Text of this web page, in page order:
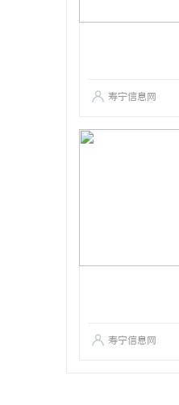
寿宁信息网
寿宁信息网